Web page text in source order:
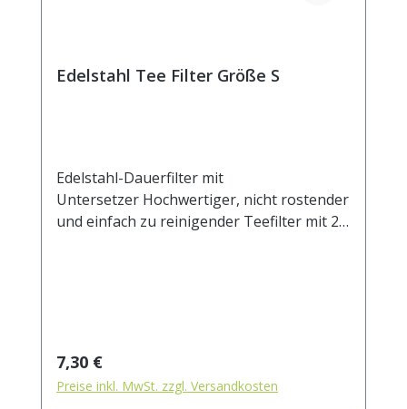
Edelstahl Tee Filter Größe S
Edelstahl-Dauerfilter mit
Untersetzer Hochwertiger, nicht rostender
und einfach zu reinigender Teefilter mit 2
Beim Ausspülen lösen sich die Partikel
leicht vom Filtergewebe. Durch die zwei
Henkel sitzt der Filter stabil auf dem
Regulärer Preis:
7,30 €
Preise inkl. MwSt. zzgl. Versandkosten